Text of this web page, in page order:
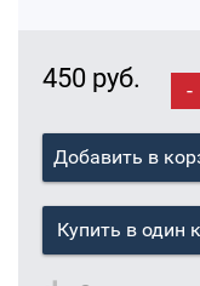
450 руб. -
Добавить в
Купить в один